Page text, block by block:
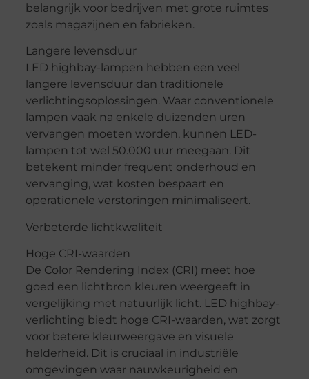
belangrijk voor bedrijven met grote ruimtes
zoals magazijnen en fabrieken.
Langere levensduur
LED highbay-lampen hebben een veel
langere levensduur dan traditionele
verlichtingsoplossingen. Waar conventionele
lampen vaak na enkele duizenden uren
vervangen moeten worden, kunnen LED-
lampen tot wel 50.000 uur meegaan. Dit
betekent minder frequent onderhoud en
vervanging, wat kosten bespaart en
operationele verstoringen minimaliseert.
Verbeterde lichtkwaliteit
Hoge CRI-waarden
De Color Rendering Index (CRI) meet hoe
goed een lichtbron kleuren weergeeft in
vergelijking met natuurlijk licht. LED highbay-
verlichting biedt hoge CRI-waarden, wat zorgt
voor betere kleurweergave en visuele
helderheid. Dit is cruciaal in industriële
omgevingen waar nauwkeurigheid en